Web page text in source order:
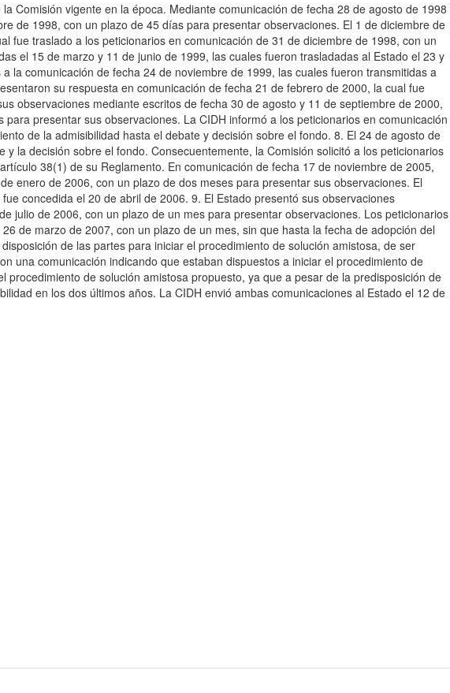
Comisión vigente en la época. Mediante comunicación de fecha 28 de agosto de 1998
de 1998, con un plazo de 45 días para presentar observaciones. El 1 de diciembre de
fue traslado a los peticionarios en comunicación de 31 de diciembre de 1998, con un
el 15 de marzo y 11 de junio de 1999, las cuales fueron trasladadas al Estado el 23 y
la comunicación de fecha 24 de noviembre de 1999, las cuales fueron transmitidas a
su respuesta en comunicación de fecha 21 de febrero de 2000, la cual fue
observaciones mediante escritos de fecha 30 de agosto y 11 de septiembre de 2000,
presentar sus observaciones. La CIDH informó a los peticionarios en comunicación
de la admisibilidad hasta el debate y decisión sobre el fondo. 8. El 24 de agosto de
la decisión sobre el fondo. Consecuentemente, la Comisión solicitó a los peticionarios
38(1) de su Reglamento. En comunicación de fecha 17 de noviembre de 2005,
enero de 2006, con un plazo de dos meses para presentar sus observaciones. El
concedida el 20 de abril de 2006. 9. El Estado presentó sus observaciones
julio de 2006, con un plazo de un mes para presentar observaciones. Los peticionarios
de marzo de 2007, con un plazo de un mes, sin que hasta la fecha de adopción del
de las partes para iniciar el procedimiento de solución amistosa, de ser
una comunicación indicando que estaban dispuestos a iniciar el procedimiento de
de solución amistosa propuesto, ya que a pesar de la predisposición de
en los dos últimos años. La CIDH envió ambas comunicaciones al Estado el 12 de